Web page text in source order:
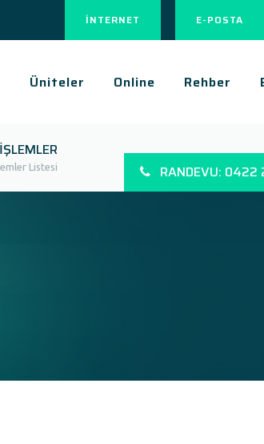
İNTERNET E-POSTA
Üniteler Online Rehber
Listesi RANDEVU: